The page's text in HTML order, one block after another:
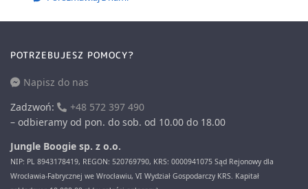
POTRZEBUJESZ POMOCY?
Napisz do nas
Zadzwoń:
+48 572 397 490
– odbieramy od pon. do sob. od 10.00 do 18.00
Jungle Boogie sp. z o.o.
NIP: PL 8943178419, REGON: 520769790, KRS: 0000941075 Sąd Rejonowy dla
Wrocławia-Fabrycznej we Wrocławiu, VI Wydział Gospodarczy KRS. Kapitał